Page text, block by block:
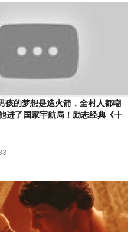
孩的梦想是造火箭，全村人都嘲
进了国家宇航局！励志经典《十